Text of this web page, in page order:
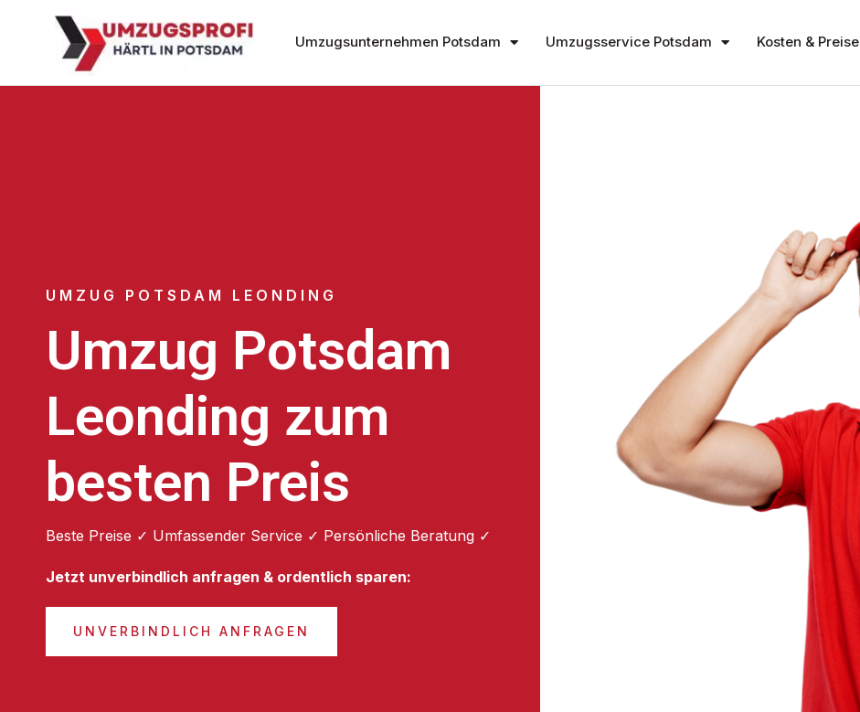
Umzugsunternehmen Potsdam Umzugsservice Potsdam Kosten & Preise
UMZUG POTSDAM LEONDING
Umzug Potsdam
Leonding zum
besten Preis
Beste Preise ✓ Umfassender Service ✓ Persönliche Beratung ✓
Jetzt unverbindlich anfragen & ordentlich sparen:
UNVERBINDLICH ANFRAGEN